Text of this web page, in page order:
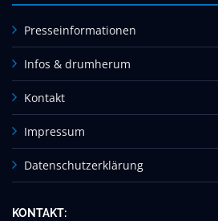
Presseinformationen
Infos & drumherum
Kontakt
Impressum
Datenschutzerklärung
KONTAKT: